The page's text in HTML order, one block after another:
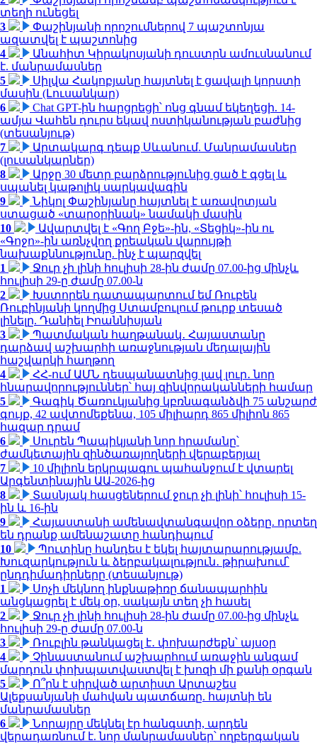
տեղի ունեցել
3
Փաշինյանի որոշումներով 7 պաշտոնյա
ազատվել է պաշտոնից
4
Անահիտ Կիրակոսյանի դուստրն ամուսնանում
է. մանրամասներ
5
Սիլվա Հակոբյանը հայտնել է ցավալի կորստի
մասին (Լուսանկար)
6
Chat GPT-ին հարցրեցի՝ ոնց գնամ եկեղեցի. 14-
ամյա Վահեն դուրս եկավ ոստիկանության բաժնից
(տեսանյութ)
7
Արտակարգ դեպք Սևանում. Մանրամասներ
(լուսանկարներ)
8
Արջը 30 մետր բարձրությունից ցած է գցել և
սպանել կաթոլիկ սարկավագին
9
Նիկոլ Փաշինյանը հայտնել է առավոտյան
ստացած «տարօրինակ» նամակի մասին
10
Ավարտվել է «Գող Բջե»-ին, «Տեցիկ»-ին ու
«Գոջո»-ին առնչվող քրեական վարույթի
նախաքննությունը. ինչ է պարզվել
1
Ջուր չի լինի հուլիսի 28-ին ժամը 07.00-ից մինչև
հուլիսի 29-ը ժամը 07.00-ն
2
Խստորեն դատապարտում եմ Ռուբեն
Ռուբինյանի կողմից Ստամբուլում թուրք տեսած
լինելը. Դանիել Իոաննիսյան
3
Պատմական հաղթանակ․ Հայաստանը
դարձավ աշխարհի առաջնության մեդալային
հաշվարկի հաղթող
4
ՀՀ-ում ԱՄՆ դեսպանատնից լավ լուր․ նոր
հնարավորություններ՝ հայ զինվորականների համար
5
Գագիկ Ծառուկյանից կբռնագանձվի 75 անշարժ
գույք, 42 ավտոմեքենա, 105 միլիարդ 865 միլիոն 865
հազար դրամ
6
Սուրեն Պապիկյանի նոր հրամանը՝
ժամկետային զինծառայողների վերաբերյալ
7
10 միլիոն երկրպագու պահանջում է վտարել
Արգենտինային ԱԱ-2026-ից
8
Տասնյակ հասցեներում ջուր չի լինի՝ հուլիսի 15-
ին և 16-ին
9
Հայաստանի ամենավտանգավոր օձերը. որտեղ
են դրանք ամենաշատը հանդիպում
10
Պուտինը հանդես է եկել հայտարարությամբ.
Խուզարկություն և ձերբակալություն․ թիրախում՝
ընդդիմադիրները (տեսանյութ)
1
Սոչի մեկնող ինքնաթիռը ճանապարհին
անցկացրել է մեկ օր, սակայն տեղ չի հասել
2
Ջուր չի լինի հուլիսի 28-ին ժամը 07.00-ից մինչև
հուլիսի 29-ը ժամը 07.00-ն
3
Ռուբլին թանկացել է․ փոխարժեքն՝ այսօր
4
Չինաստանում աշխարհում առաջին անգամ
մարդուն փոխպատվաստվել է խոզի մի քանի օրգան
5
Ո՞րն է սիրված արտիստ Արտաշես
Ալեքսանյանի մահվան պատճառը. հայտնի են
մանրամասներ
6
Նորայրը մեկնել էր հանգստի, արդեն
վերադառնում է. նոր մանրամասներ՝ ողբերգական